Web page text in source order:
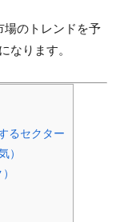
場のトレンドを予
なります。
るセクター
）